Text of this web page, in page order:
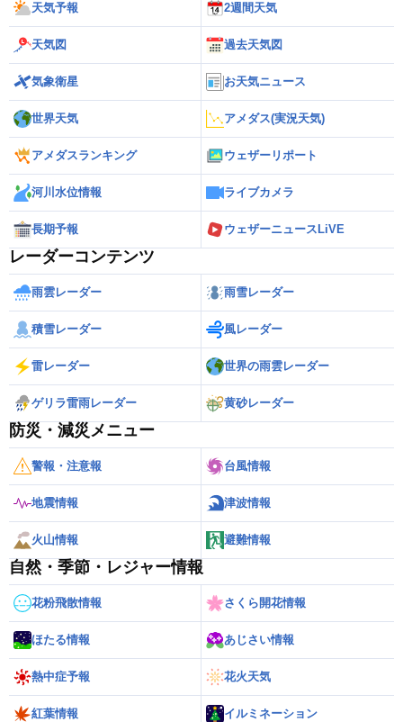
天気予報 2週間天気
天気図 過去天気図
気象衛星 お天気ニュース
世界天気 アメダス(実況天気)
アメダスランキング ウェザーリポート
河川水位情報 ライブカメラ
長期予報 ウェザーニュースLiVE
レーダーコンテンツ
雨雲レーダー 雨雪レーダー
積雪レーダー 風レーダー
雷レーダー 世界の雨雲レーダー
ゲリラ雷雨レーダー 黄砂レーダー
防災・減災メニュー
警報・注意報 台風情報
地震情報 津波情報
火山情報 避難情報
自然・季節・レジャー情報
花粉飛散情報 さくら開花情報
ほたる情報 あじさい情報
熱中症予報 花火天気
紅葉情報 イルミネーション